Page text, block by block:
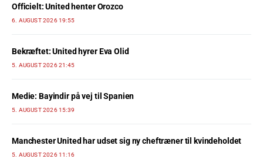
Officielt: United henter Orozco
6. AUGUST 2026 19:55
Bekræftet: United hyrer Eva Olid
5. AUGUST 2026 21:45
Medie: Bayindir på vej til Spanien
5. AUGUST 2026 15:39
Manchester United har udset sig ny cheftræner til kvindeholdet
5. AUGUST 2026 11:16